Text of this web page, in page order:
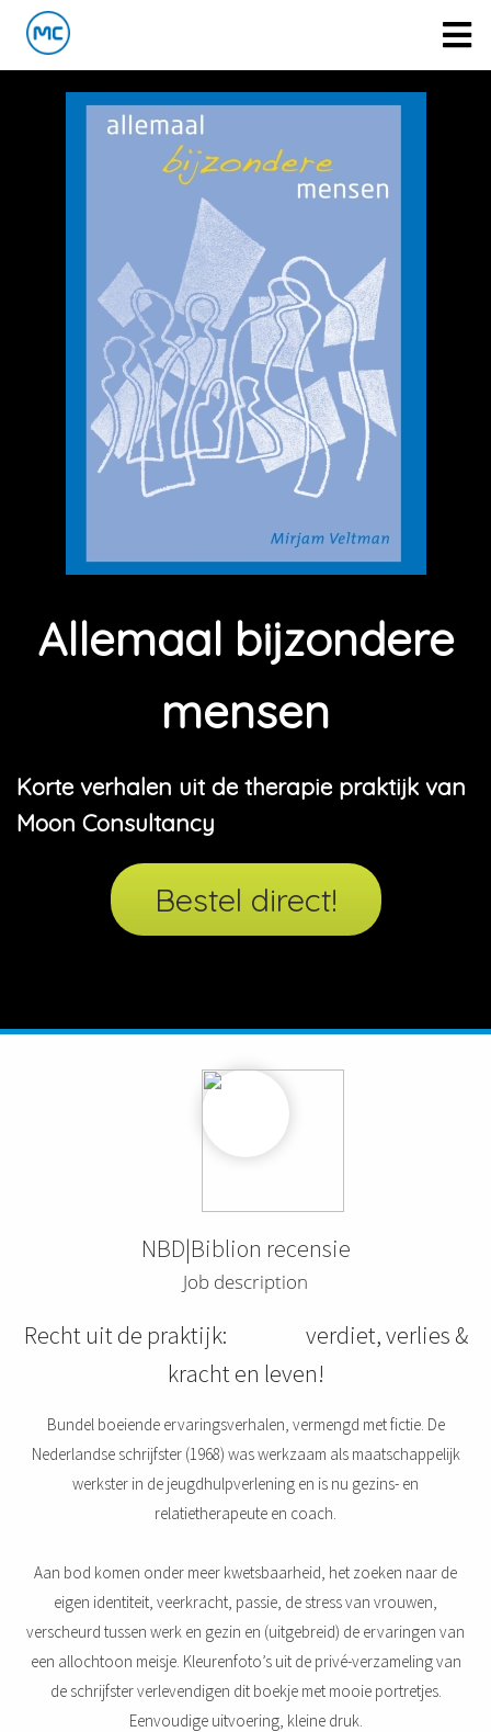
Allemaal bijzondere
mensen
Korte verhalen uit de therapie praktijk van
Moon Consultancy
Bestel direct!
NBD|Biblion recensie
Job description
Recht uit de praktijk: verdiet, verlies &
kracht en leven!
Bundel boeiende ervaringsverhalen, vermengd met fictie. De
Nederlandse schrijfster (1968) was werkzaam als maatschappelijk
werkster in de jeugdhulpverlening en is nu gezins- en
relatietherapeute en coach.
Aan bod komen onder meer kwetsbaarheid, het zoeken naar de
eigen identiteit, veerkracht, passie, de stress van vrouwen,
verscheurd tussen werk en gezin en (uitgebreid) de ervaringen van
een allochtoon meisje. Kleurenfoto’s uit de privé-verzameling van
de schrijfster verlevendigen dit boekje met mooie portretjes.
Eenvoudige uitvoering, kleine druk.